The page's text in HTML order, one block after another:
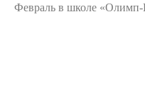
Февраль в школе